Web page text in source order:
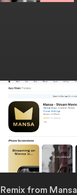
Remix from Mansa